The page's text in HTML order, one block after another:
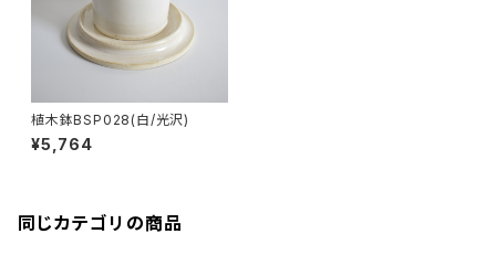
植木鉢BSP028(白/光沢)
¥5,764
同じカテゴリの商品